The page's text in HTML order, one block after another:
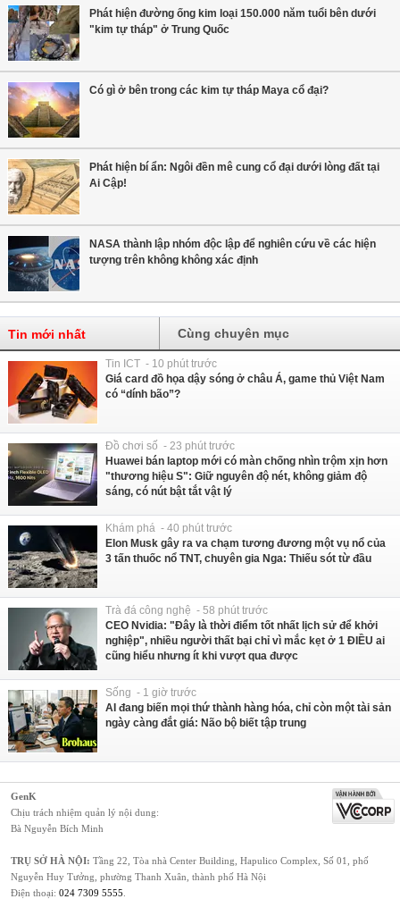
Phát hiện đường ống kim loại 150.000 năm tuổi bên dưới
"kim tự tháp" ở Trung Quốc
Có gì ở bên trong các kim tự tháp Maya cổ đại?
Phát hiện bí ẩn: Ngôi đền mê cung cổ đại dưới lòng đất tại
Ai Cập!
NASA thành lập nhóm độc lập để nghiên cứu về các hiện
tượng trên không không xác định
Tin mới nhất Cùng chuyên mục
Tin ICT - 10 phút trước
Giá card đồ họa dậy sóng ở châu Á, game thủ Việt Nam
có “dính bão”?
Đồ chơi số - 23 phút trước
Huawei bán laptop mới có màn chống nhìn trộm xịn hơn
"thương hiệu S": Giữ nguyên độ nét, không giảm độ
sáng, có nút bật tắt vật lý
Khám phá - 40 phút trước
Elon Musk gây ra va chạm tương đương một vụ nổ của
3 tấn thuốc nổ TNT, chuyên gia Nga: Thiếu sót từ đầu
Trà đá công nghệ - 58 phút trước
CEO Nvidia: "Đây là thời điểm tốt nhất lịch sử để khởi
nghiệp", nhiều người thất bại chỉ vì mắc kẹt ở 1 ĐIỀU ai
cũng hiểu nhưng ít khi vượt qua được
Sống - 1 giờ trước
AI đang biến mọi thứ thành hàng hóa, chỉ còn một tài sản
ngày càng đắt giá: Não bộ biết tập trung
GenK
Chịu trách nhiệm quản lý nội dung:
Bà Nguyễn Bích Minh
TRỤ SỞ HÀ NỘI: Tầng 22, Tòa nhà Center Building, Hapulico Complex, Số 01, phố
Nguyễn Huy Tưởng, phường Thanh Xuân, thành phố Hà Nội
Điện thoại: 024 7309 5555